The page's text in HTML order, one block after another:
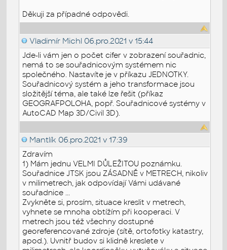
Děkuji za případné odpovědi.
Vladimír Michl 06.pro.2021 v 15:44
Jde-li vám jen o počet cifer v zobrazení souřadnic,
nemá to se souřadnicovým systémem nic
společného. Nastavíte je v příkazu JEDNOTKY.
Souřadnicový systém a jeho transformace jsou
složitější téma, ale také lze řešit (příkaz
GEOGRAFPOLOHA, popř. Souřadnicové systémy v
AutoCAD Map 3D/Civil 3D).
Mantlík 06.pro.2021 v 17:39
Zdravím
1) Mám jednu VELMI DŮLEŽITOU poznámku.
Souřadnice JTSK jsou ZÁSADNĚ v METRECH, nikoliv
v milimetrech, jak odpovídají Vámi udávané
souřadnice ...
Zvykněte si, prosím, situace kreslit v metrech,
vyhnete se mnoha obtížím při kooperaci. V
metrech jsou též všechny dostupné
georeferencované zdroje (sítě, ortofotky katastry,
apod.). Uvnitř budov si klidně kreslete v